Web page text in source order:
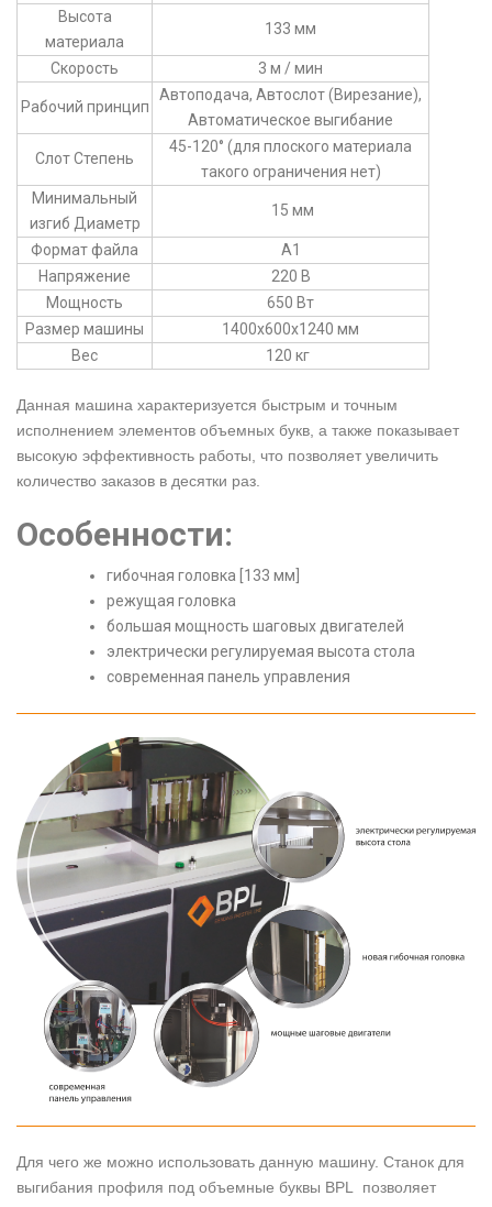
Высота
материала
133 мм
Скорость 3 м / мин
Рабочий принцип
Автоподача, Автослот (Вирезание),
Автоматическое выгибание
Слот Степень
45-120° (для плоского материала
такого ограничения нет)
Минимальный
изгиб Диаметр
15 мм
Формат файла
A1
Напряжение
220 В
Мощность
650 Вт
Размер машины
1400х600х1240 мм
Вес
120 кг
Данная машина характеризуется быстрым и точным
исполнением элементов объемных букв, а также показывает
высокую эффективность работы, что позволяет увеличить
количество заказов в десятки раз.
Особенности:
гибочная головка [133 мм]
режущая головка
большая мощность шаговых двигателей
электрически регулируемая высота стола
современная панель управления
Для чего же можно использовать данную машину. Станок для
выгибания профиля под объемные буквы BPL позволяет